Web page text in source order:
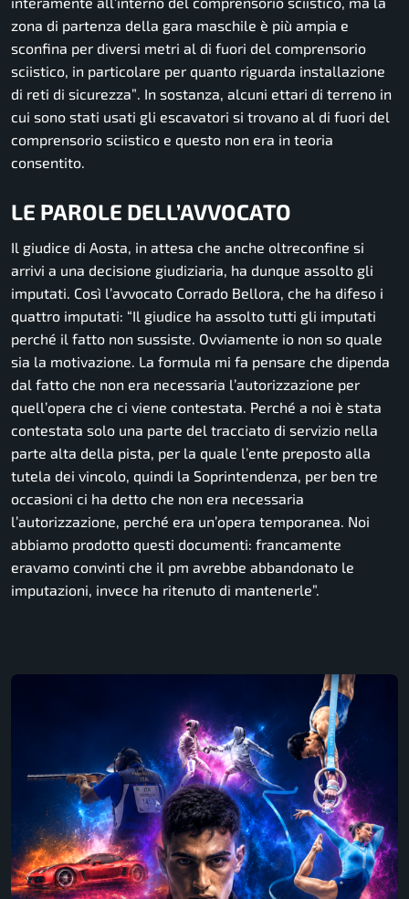
zona di partenza della gara maschile è più ampia e
sconfina per diversi metri al di fuori del comprensorio
sciistico, in particolare per quanto riguarda installazione
di reti di sicurezza” . In sostanza, alcuni ettari di terreno in
cui sono stati usati gli escavatori si trovano al di fuori del
comprensorio sciistico e questo non era in teoria
consentito.
LE PAROLE DELL’AVVOCATO
Il giudice di Aosta, in attesa che anche oltreconfine si
arrivi a una decisione giudiziaria, ha dunque assolto gli
imputati. Così l’avvocato Corrado Bellora, che ha difeso i
quattro imputati: “Il giudice ha assolto tutti gli imputati
perché il fatto non sussiste. Ovviamente io non so quale
sia la motivazione. La formula mi fa pensare che dipenda
dal fatto che non era necessaria l’autorizzazione per
quell’opera che ci viene contestata. Perché a noi è stata
contestata solo una parte del tracciato di servizio nella
parte alta della pista, per la quale l’ente preposto alla
tutela dei vincolo, quindi la Soprintendenza, per ben tre
occasioni ci ha detto che non era necessaria
l’autorizzazione, perché era un’opera temporanea. Noi
abbiamo prodotto questi documenti: francamente
eravamo convinti che il pm avrebbe abbandonato le
imputazioni, invece ha ritenuto di mantenerle”.